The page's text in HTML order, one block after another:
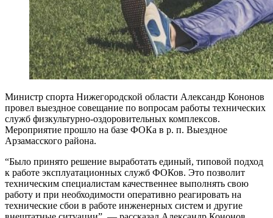
Министр спорта Нижегородской области Александр Кононов
провел выездное совещание по вопросам работы технических
служб физкультурно-оздоровительных комплексов.
Мероприятие прошло на базе ФОКа в р. п. Выездное
Арзамасского района.
“Было принято решение выработать единый, типовой подход
к работе эксплуатационных служб ФОКов. Это позволит
техническим специалистам качественнее выполнять свою
работу и при необходимости оперативно реагировать на
технические сбои в работе инженерных систем и другие